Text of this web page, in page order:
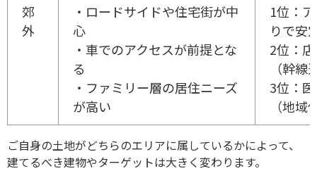
郊
外
・ロードサイドや住宅街が中
心
・車でのアクセスが前提とな
る
・ファミリー層の居住ニーズ
が高い
1位：
りで安
2位：
（幹
3位：
（地
ご自身の土地がどちらのエリアに属しているかによって、
建てるべき建物やターゲットは大きく変わります。